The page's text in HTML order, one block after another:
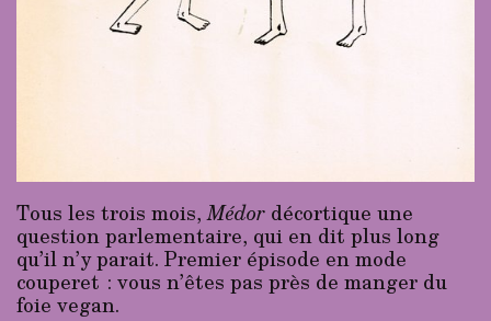
Tous les trois mois,Médor décortique une
question parlementaire, qui en dit plus long
qu’il n’y parait. Premier épisode en mode
couperet : vous n’êtes pas près de manger du
foie vegan.